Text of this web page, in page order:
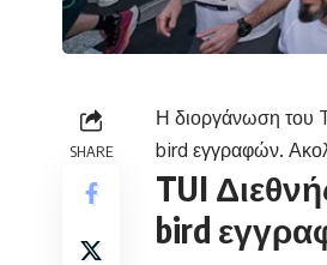
SHARE
Η διοργάνωση του
bird εγγραφών.
TUI
bird